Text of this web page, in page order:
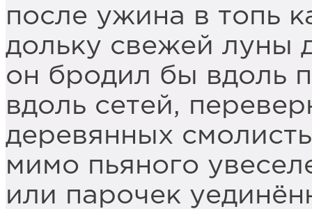
после ужина в топь
дольку свежей луны
он бродил бы вдоль
вдоль сетей,
деревянных
мимо пьяного
или парочек